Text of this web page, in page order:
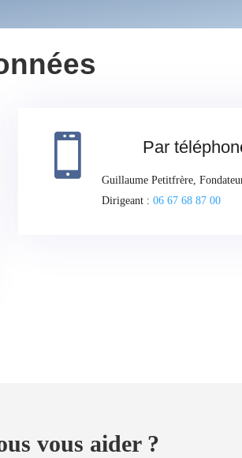
 Par
Guillaume Petitfrère,
Dirigeant : 06 67 68 87 00
vous aider ?